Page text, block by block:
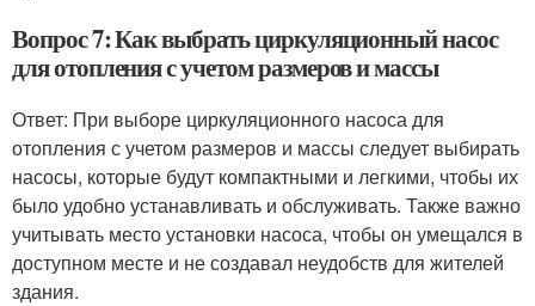
Вопрос 7: Как выбрать циркуляционный насос
для отопления с учетом размеров и массы
Ответ: При выборе циркуляционного насоса для
отопления с учетом размеров и массы следует выбирать
насосы, которые будут компактными и легкими, чтобы их
было удобно устанавливать и обслуживать. Также важно
учитывать место установки насоса, чтобы он умещался в
доступном месте и не создавал неудобств для жителей
здания.